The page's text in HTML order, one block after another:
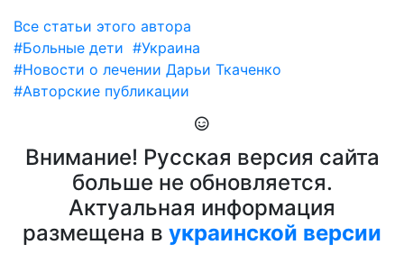
Все статьи этого автора
#Больные дети #Украина
#Новости о лечении Дарьи Ткаченко
#Авторские публикации
Внимание! Русская версия сайта
больше не обновляется.
Актуальная информация
размещена в украинской версии